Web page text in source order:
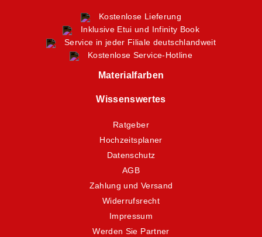
Kostenlose Lieferung
Inklusive Etui und Infinity Book
Service in jeder Filiale deutschlandweit
Kostenlose Service-Hotline
Materialfarben
Wissenswertes
Ratgeber
Hochzeitsplaner
Datenschutz
AGB
Zahlung und Versand
Widerrufsrecht
Impressum
Werden Sie Partner